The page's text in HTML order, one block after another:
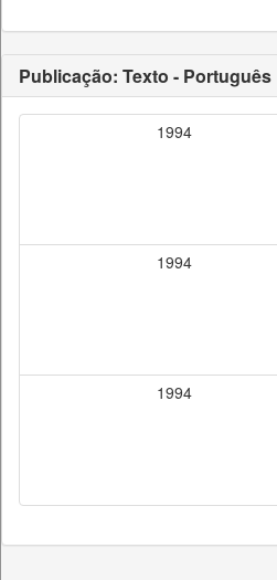
Publicação: Texto - Português
1994
1994
1994